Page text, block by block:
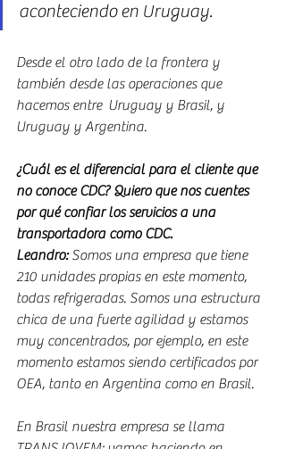
aconteciendo en Uruguay.
Desde el otro lado de la frontera y
también desde las operaciones que
hacemos entre  Uruguay y Brasil, y
Uruguay y Argentina.
¿Cuál es el diferencial para el cliente que
no conoce CDC? Quiero que nos cuentes
por qué confiar los servicios a una
transportadora como CDC.
Leandro: Somos una empresa que tiene
210 unidades propias en este momento,
todas refrigeradas. Somos una estructura
chica de una fuerte agilidad y estamos
muy concentrados, por ejemplo, en este
momento estamos siendo certificados por
OEA, tanto en Argentina como en Brasil.
En Brasil nuestra empresa se llama